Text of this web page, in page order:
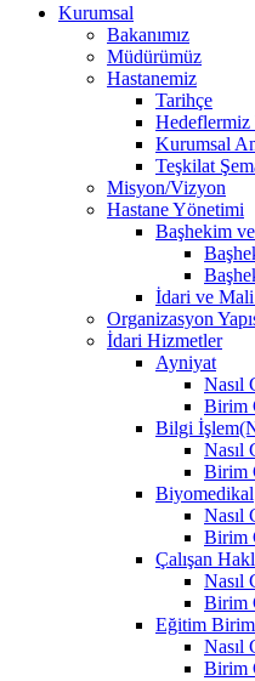
Kurumsal
Bakanımız
Müdürümüz
Hastanemiz
Tarihçe
Hedeflermiz
Kurumsal
Teşkilat
Misyon/Vizyon
Hastane Yönetimi
Başhekim ve
İdari ve
Organizasyon
İdari Hizmetler
Ayniyat
Nasıl
Birim
Bilgi
Nasıl
Birim
Biyomedikal
Nasıl
Birim
Çalışan
Nasıl
Birim
Eğitim
Nasıl
Birim